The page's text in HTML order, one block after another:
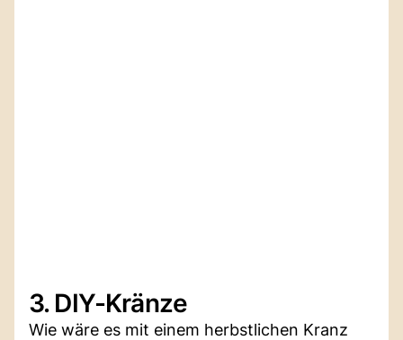
3. DIY-Kränze
Wie wäre es mit einem herbstlichen Kranz